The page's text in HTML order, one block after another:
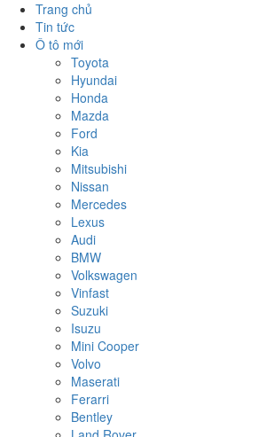
Trang chủ
Tin tức
Ô tô mới
Toyota
Hyundai
Honda
Mazda
Ford
Kia
Mitsubishi
Nissan
Mercedes
Lexus
Audi
BMW
Volkswagen
Vinfast
Suzuki
Isuzu
Mini Cooper
Volvo
Maserati
Ferarri
Bentley